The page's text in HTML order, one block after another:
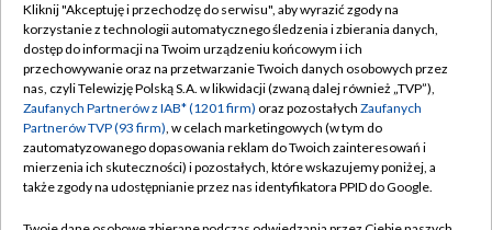
TVP
Abonament TVP
Emisja w TVP
Centrum informacji TVP
Naziemna Telewizja Cyfrowa
Regulamin TVP
Polityka prywatności
Moje zgody
Pomoc
Kliknij "Akceptuję i przechodzę do serwisu", aby wyrazić zgody na
korzystanie z technologii automatycznego śledzenia i zbierania danych,
dostęp do informacji na Twoim urządzeniu końcowym i ich
przechowywanie oraz na przetwarzanie Twoich danych osobowych przez
nas, czyli Telewizję Polską S.A. w likwidacji (zwaną dalej również „TVP”),
Zaufanych Partnerów z IAB* (1201 firm) oraz pozostałych Zaufanych
Partnerów TVP (93 firm), w celach marketingowych (w tym do
zautomatyzowanego dopasowania reklam do Twoich zainteresowań i
mierzenia ich skuteczności) i pozostałych, które wskazujemy poniżej, a
także zgody na udostępnianie przez nas identyfikatora PPID do Google.